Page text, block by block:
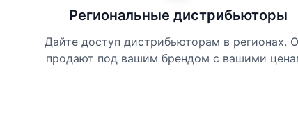
Региональные дистрибьюторы
Дайте доступ дистрибьюторам в регионах.
продают под вашим брендом с вашими